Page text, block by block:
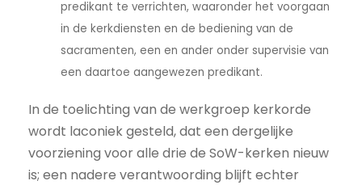
predikant te verrichten, waaronder het voorgaan
in de kerkdiensten en de bediening van de
sacramenten, een en ander onder supervisie van
een daartoe aangewezen predikant.
In de toelichting van de werkgroep kerkorde
wordt laconiek gesteld, dat een dergelijke
voorziening voor alle drie de SoW-kerken nieuw
is; een nadere verantwoording blijft echter